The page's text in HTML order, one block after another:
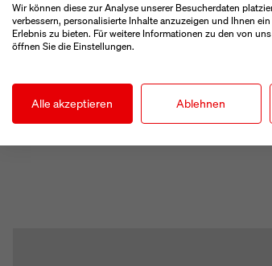
Wir können diese zur Analyse unserer Besucherdaten
verbessern, personalisierte Inhalte anzuzeigen und Ihnen
Erlebnis zu bieten. Für weitere Informationen zu den von
öffnen Sie die Einstellungen.
Alle akzeptieren Ablehnen